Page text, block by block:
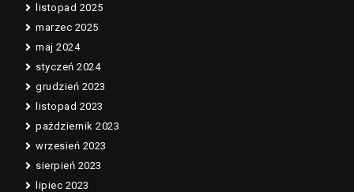
listopad 2025
marzec 2025
maj 2024
styczeń 2024
grudzień 2023
listopad 2023
październik 2023
wrzesień 2023
sierpień 2023
lipiec 2023